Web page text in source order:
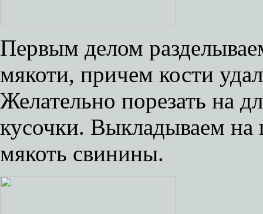
Первым делом
мякоти, причем кости
Желательно порезать на
кусочки. Выкладываем
мякоть свинины.